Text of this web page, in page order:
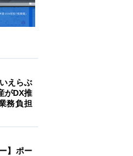
えらぶ
がDX推
務負担
】ポー